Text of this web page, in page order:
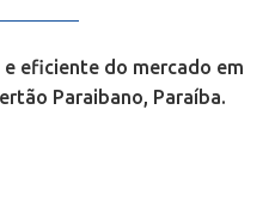
eficiente do mercado em
Paraibano, Paraíba.